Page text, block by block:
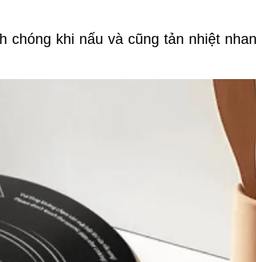
chóng khi nấu và cũng tản nhiệt